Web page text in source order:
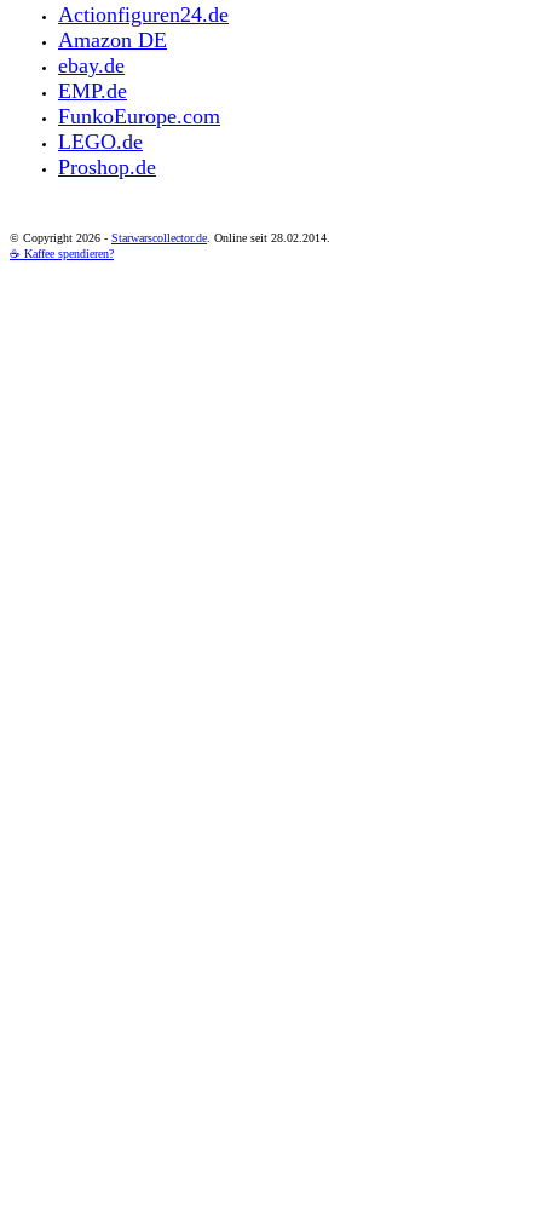
Actionfiguren24.de
Amazon DE
ebay.de
EMP.de
FunkoEurope.com
LEGO.de
Proshop.de
© Copyright 2026 - Starwarscollector.de . Online seit 28.02.2014.
☕ Kaffee spendieren?